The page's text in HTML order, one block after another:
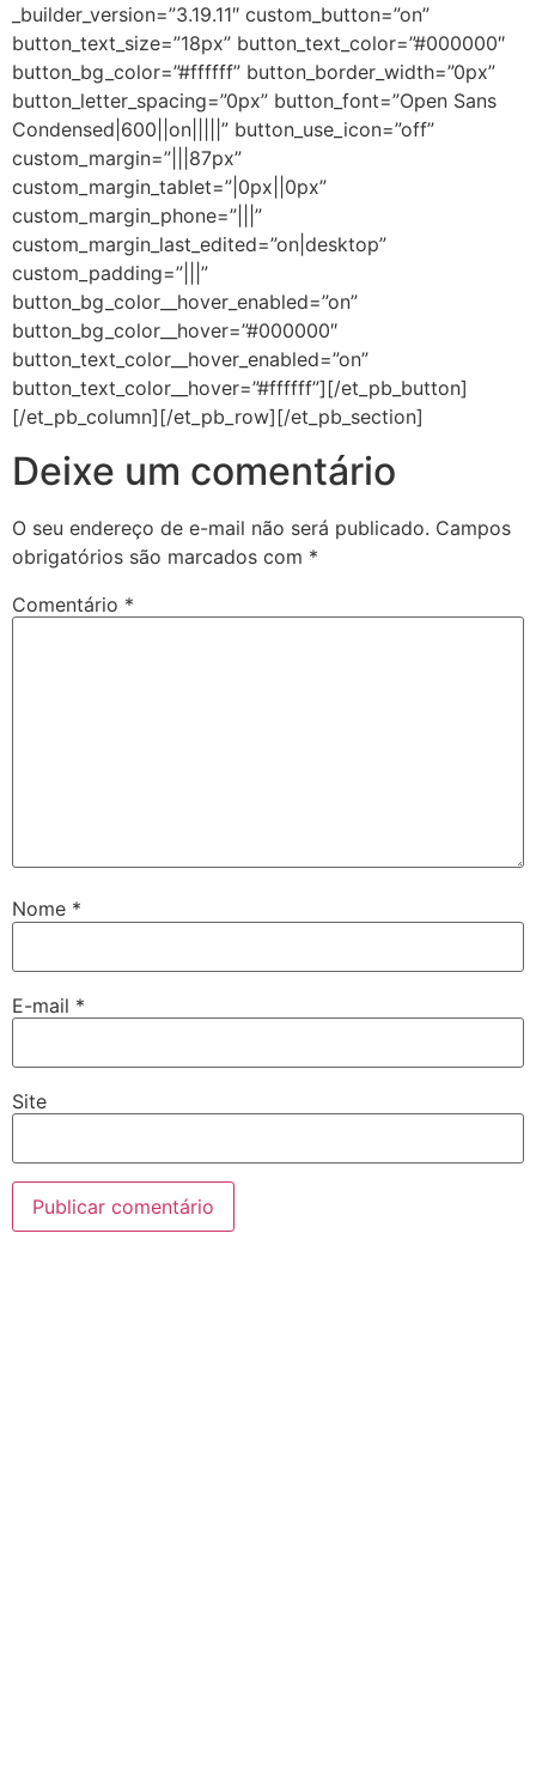
_builder_version=”3.19.11″ custom_button=”on”
button_text_size=”18px” button_text_color=”#000000″
button_bg_color=”#ffffff” button_border_width=”0px”
button_letter_spacing=”0px” button_font=”Open Sans
Condensed|600||on|||||” button_use_icon=”off”
custom_margin=”|||87px”
custom_margin_tablet=”|0px||0px”
custom_margin_phone=”|||”
custom_margin_last_edited=”on|desktop”
custom_padding=”|||”
button_bg_color__hover_enabled=”on”
button_bg_color__hover=”#000000″
button_text_color__hover_enabled=”on”
button_text_color__hover=”#ffffff”][/et_pb_button]
[/et_pb_column][/et_pb_row][/et_pb_section]
Deixe um comentário
O seu endereço de e-mail não será publicado. Campos
obrigatórios são marcados com *
Comentário *
Nome *
E-mail *
Site